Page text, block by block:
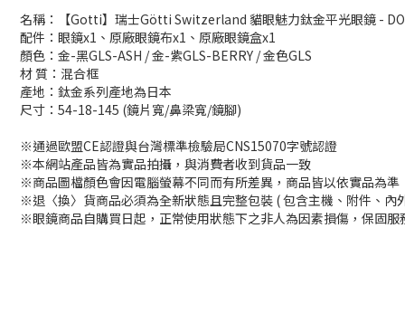
名稱：【Gotti】瑞士Götti Switzerland 貓眼魅力鈦金平光眼鏡 -
配件：眼鏡x1、原廠眼鏡布x1、原廠眼鏡盒x1
顏色：金-黑GLS-ASH / 金-紫GLS-BERRY / 金色GLS
材 質：混合框
產地：鈦金系列產地為日本
尺寸：54-18-145 (鏡片寬/鼻梁寬/鏡腳)
※通過歐盟CE認證與台灣標準檢驗局CNS15070字號認證
※本網站產品皆為實品拍攝，與消費者收到貨品一致
※商品圖檔顏色會因電腦螢幕不同而有所差異，商品皆以依實品為準
※退〈換〉貨商品必須為全新狀態且完整包裝 ( 包含主機、附件、
※眼鏡商品自購買日起，正常使用狀態下之非人為因素損傷，保固